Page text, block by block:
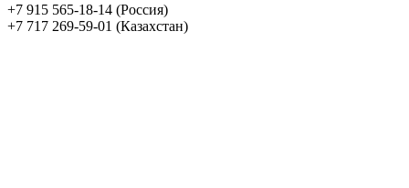
+7 915 565-18-14 (Россия)
+7 717 269-59-01 (Казахстан)